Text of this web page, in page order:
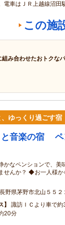
電車はＪＲ上越線沼田
この施
み合わせたおトクな
ゆっくり過ごす宿
と音楽の宿 ペ
かなペンションで、美
せんか？ ◆お一人様
長野県茅野市北山５５
諏訪ＩＣより車で
20分